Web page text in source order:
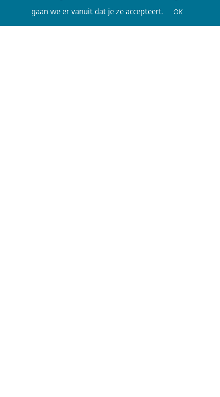
gaan we er vanuit dat je ze accepteert. OK